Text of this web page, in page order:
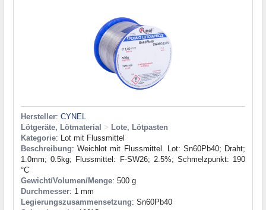
Hersteller: CYNEL
Lötgeräte, Lötmaterial > Lote, Lötpasten
Kategorie: Lot mit Flussmittel
Beschreibung: Weichlot mit Flussmittel. Lot: Sn60Pb40; Draht;
1.0mm; 0.5kg; Flussmittel: F-SW26; 2.5%; Schmelzpunkt: 190
°C
Gewicht/Volumen/Menge: 500 g
Durchmesser: 1 mm
Legierungszusammensetzung: Sn60Pb40